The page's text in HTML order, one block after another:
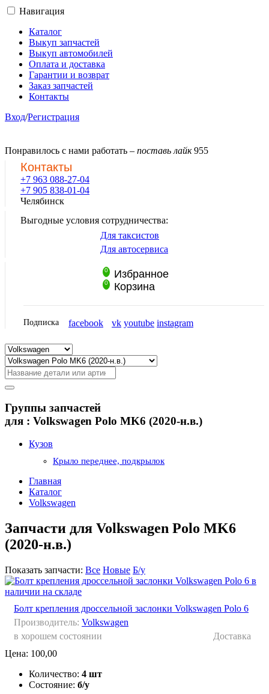
Навигация
Каталог
Выкуп запчастей
Выкуп автомобилей
Оплата и доставка
Гарантии и возврат
Заказ запчастей
Контакты
Вход/Регистрация
Понравилось с нами работать – поставь лайк 955
Контакты
+7 963 088-27-04
+7 905 838-01-04
Челябинск
Выгодные условия сотрудничества:
Для таксистов
Для автосервиса
0 Избранное
0 Корзина
Подписка facebook vk youtube instagram
Группы запчастей
для : Volkswagen Polo MK6 (2020-н.в.)
Кузов
Крыло переднее, подкрылок
Главная
Каталог
Volkswagen
Запчасти для Volkswagen Polo MK6
(2020-н.в.)
Показать запчасти: Все Новые Б/у
Болт крепления дроссельной заслонки Volkswagen Polo 6
Производитель: Volkswagen
в хорошем состоянии
Доставка
Цена: 100,00
Количество: 4 шт
Состояние: б/у